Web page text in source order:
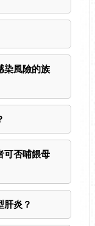
染風險的族
可否哺餵母
肝炎？